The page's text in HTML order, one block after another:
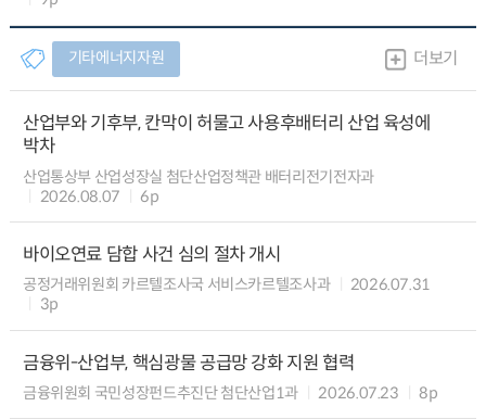
기타에너지자원 더보기
산업부와 기후부, 칸막이 허물고 사용후배터리 산업 육성에
박차
산업통상부 산업성장실 첨단산업정책관 배터리전기전자과
2026.08.07
6p
바이오연료 담합 사건 심의 절차 개시
공정거래위원회 카르텔조사국 서비스카르텔조사과
2026.07.31
3p
금융위-산업부, 핵심광물 공급망 강화 지원 협력
금융위원회 국민성장펀드추진단 첨단산업1과 2026.07.23 8p